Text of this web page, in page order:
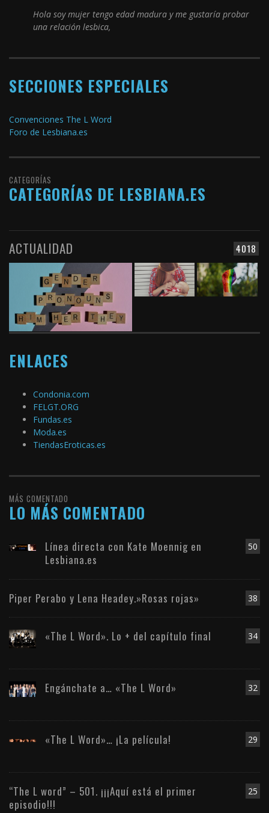
Hola soy mujer tengo edad madura y me gustaría probar
una relación lesbica,
SECCIONES ESPECIALES
Convenciones The L Word
Foro de Lesbiana.es
CATEGORÍAS
CATEGORÍAS DE LESBIANA.ES
4018
ACTUALIDAD
ENLACES
Condonia.com
FELGT.ORG
Fundas.es
Moda.es
TiendasEroticas.es
MÁS COMENTADO
LO MÁS COMENTADO
50
Línea directa con Kate Moennig en
Lesbiana.es
38
Piper Perabo y Lena Headey.»Rosas rojas»
34
«The L Word». Lo + del capítulo final
32
Engánchate a… «The L Word»
29
«The L Word»… ¡La película!
25
“The L word” – 501. ¡¡¡Aquí está el primer
episodio!!!